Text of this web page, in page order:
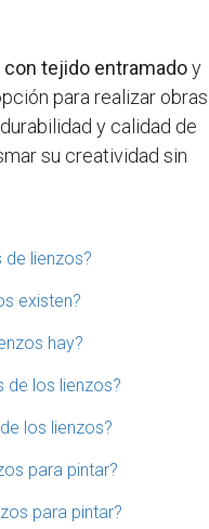
tejido entramadoy
para realizar obras
y calidad de
su creatividad sin
de lienzos?
existen?
hay?
de los lienzos?
los lienzos?
para pintar?
para pintar?